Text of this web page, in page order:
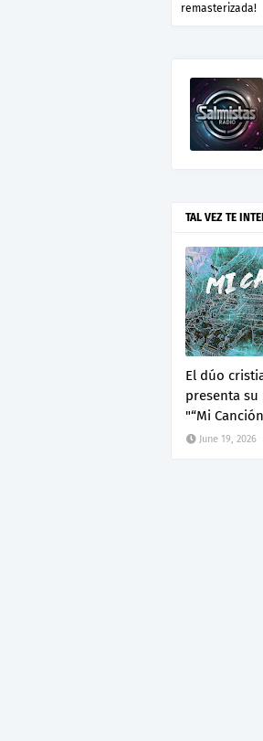
remasterizada!
TAL VEZ TE
El dúo
presenta
"“Mi
June 19, 2026